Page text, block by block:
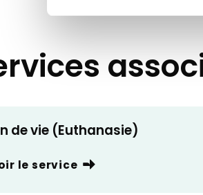
de vie (Euthanasie)
le service